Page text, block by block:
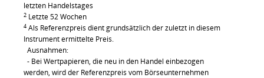
letzten Handelstages
2 Letzte 52 Wochen
4 Als Referenzpreis dient grundsätzlich der zuletzt in diesem
Instrument ermittelte Preis.
Ausnahmen:
- Bei Wertpapieren, die neu in den Handel einbezogen
werden, wird der Referenzpreis vom Börseunternehmen